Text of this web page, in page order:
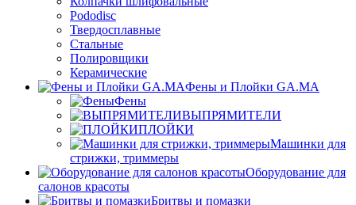
Pododisc
Твердосплавные
Стальные
Полировщики
Керамические
Фены и Плойки GA.MA
Фены
ВЫПРЯМИТЕЛИ
ПЛОЙКИ
Машинки для
стрижки, триммеры
Оборудование для
салонов красоты
Бритвы и помазки